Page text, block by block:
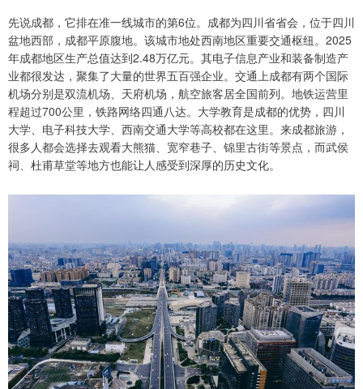
先说成都，它排在准一线城市的第6位。成都为四川省省会，位于四川
盆地西部，成都平原腹地。该城市地处西南地区重要交通枢纽。2025
年成都地区生产总值达到2.48万亿元。其电子信息产业和装备制造产
业都很发达，聚集了大量的世界五百强企业。交通上成都有两个国际
机场分别是双流机场、天府机场，航空旅客居全国前列。地铁运营里
程超过700公里，铁路网络四通八达。大学教育是成都的优势，四川
大学、电子科技大学、西南交通大学等高校都在这里。来成都旅游，
很多人都会选择去观看大熊猫、宽窄巷子、锦里古街等景点，而武侯
祠、杜甫草堂等地方也能让人感受到深厚的历史文化。